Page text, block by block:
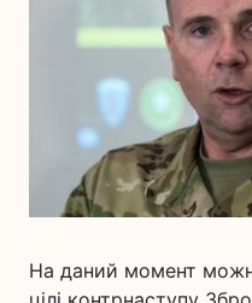
На даний момент